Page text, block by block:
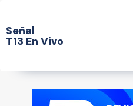
Señal
T13 En Vivo